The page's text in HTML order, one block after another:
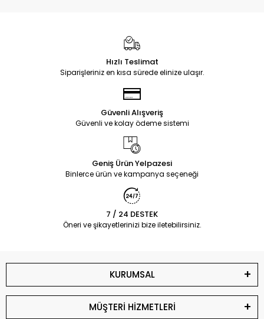
Hızlı Teslimat
Siparişleriniz en kısa sürede elinize ulaşır.
Güvenli Alışveriş
Güvenli ve kolay ödeme sistemi
Geniş Ürün Yelpazesi
Binlerce ürün ve kampanya seçeneği
7 / 24 DESTEK
Öneri ve şikayetlerinizi bize iletebilirsiniz.
KURUMSAL
MÜŞTERİ HİZMETLERİ